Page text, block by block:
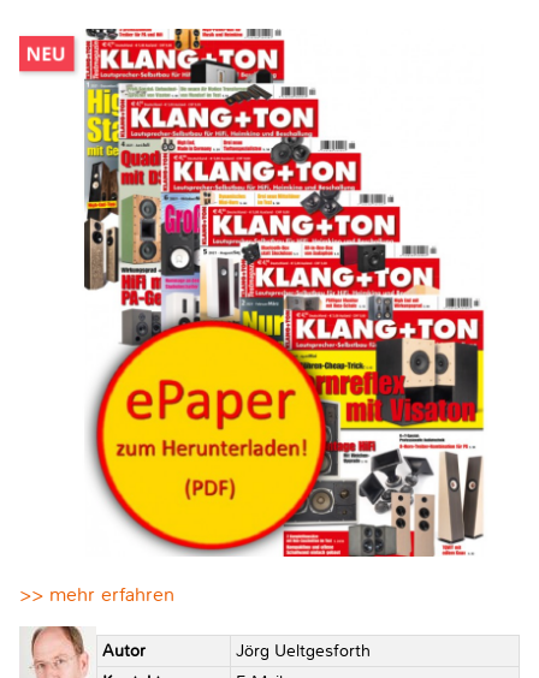
>> mehr erfahren
Autor
Jörg Ueltgesforth